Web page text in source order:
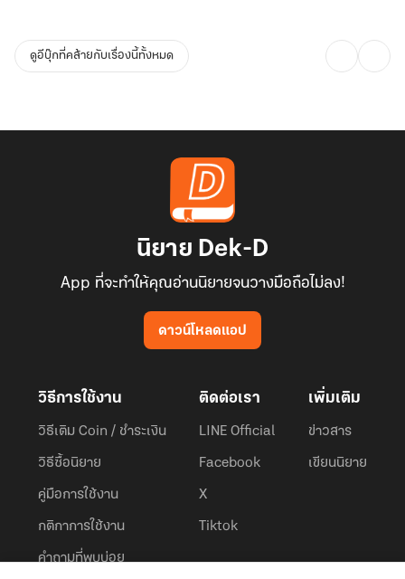
ดูอีบุ๊กที่คล้ายกับเรื่องนี้ทั้งหมด
นิยาย Dek-D
App ที่จะทำให้คุณอ่านนิยายจนวางมือถือไม่ลง!
ดาวน์โหลดแอป
วิธีการใช้งาน
วิธีเติม Coin / ชำระเงิน
วิธีซื้อนิยาย
คู่มือการใช้งาน
กติกาการใช้งาน
คำถามที่พบบ่อย
ติดต่อเรา
LINE Official
Facebook
X
Tiktok
เพิ่มเติม
ข่าวสาร
เขียนนิยาย